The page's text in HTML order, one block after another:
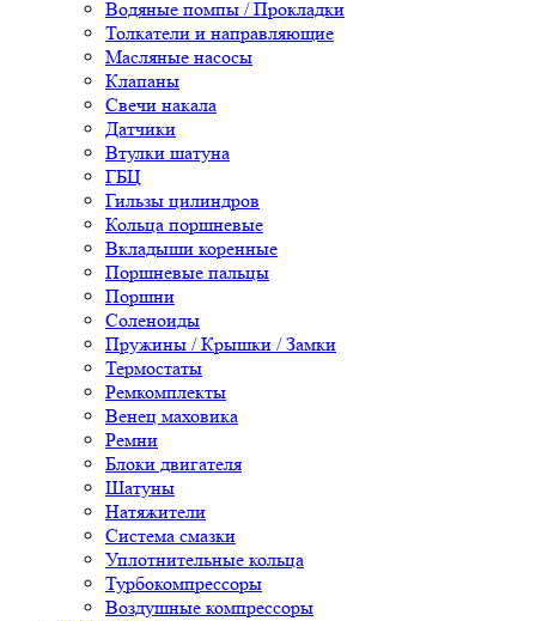
Водяные помпы / Прокладки
Толкатели и направляющие
Масляные насосы
Клапаны
Свечи накала
Датчики
Втулки шатуна
ГБЦ
Гильзы цилиндров
Кольца поршневые
Вкладыши коренные
Поршневые пальцы
Поршни
Соленоиды
Пружины / Крышки / Замки
Термостаты
Ремкомплекты
Венец маховика
Ремни
Блоки двигателя
Шатуны
Натяжители
Система смазки
Уплотнительные кольца
Турбокомпрессоры
Воздушные компрессоры